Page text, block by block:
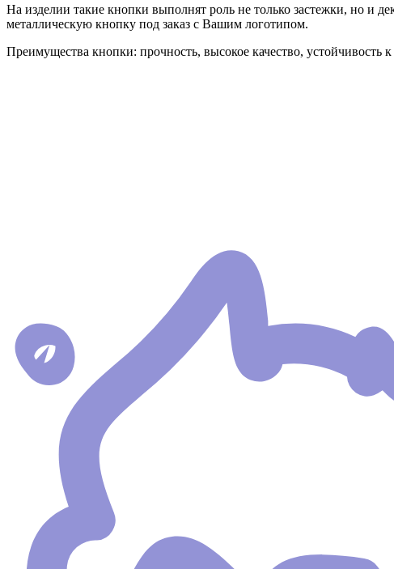
На изделии такие кнопки выполнят роль не только застежки, но и
металлическую кнопку под заказ с Вашим логотипом.
Преимущества кнопки: прочность, высокое качество,